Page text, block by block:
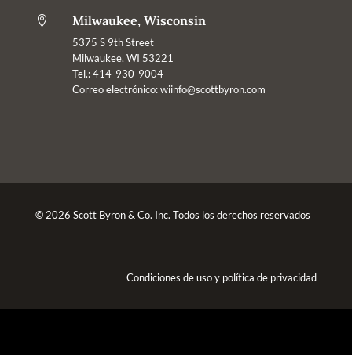
 Milwaukee, Wisconsin
5375 S 9th Street
Milwaukee, WI 53221
Tel.: 414-930-9004
Correo electrónico:wiinfo@scottbyron.com
© 2026 Scott Byron & Co. Inc. Todos los derechos reservados
Condiciones de usoy política de privacidad